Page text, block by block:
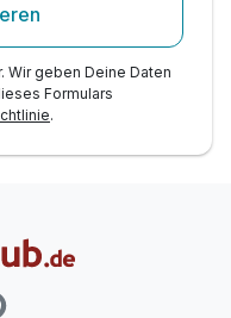
Wir geben Deine Daten
Formulars
.